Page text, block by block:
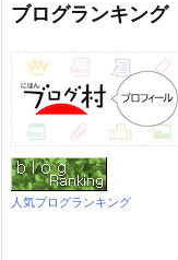
ブログランキング
人気ブログランキング